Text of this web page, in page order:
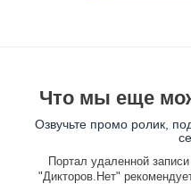
Что мы еще
Озвучьте промо ролик,
Портал удаленной
"Дикторов.Нет"